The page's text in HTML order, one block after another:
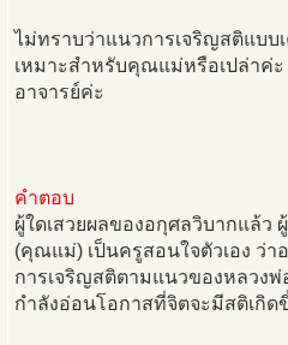
ไม่ทราบว่าแนวการเจริญสติแบบ
เหมาะสำหรับคุณแม่หรือเปล่าค่
อาจารย์ค่ะ
คำตอบ
ผู้ใดเสวยผลของอกุศลวิบากแล้ว
(คุณแม่) เป็นครูสอนใจตัวเอง ว่า
การเจริญสติตามแนวของหลวง
กำลังอ่อนโอกาสที่จิตจะมีสติเกิด